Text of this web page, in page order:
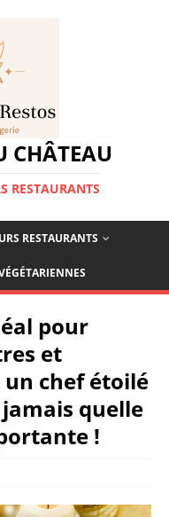
CHÂTEAU
RESTAURANTS
RESTAURANTS
pour
et
chef étoilé
quelle
!